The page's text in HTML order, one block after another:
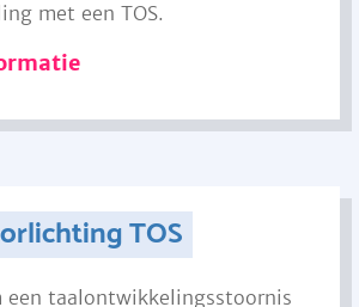
met een TOS.
TOS
een taalontwikkelingsstoornis